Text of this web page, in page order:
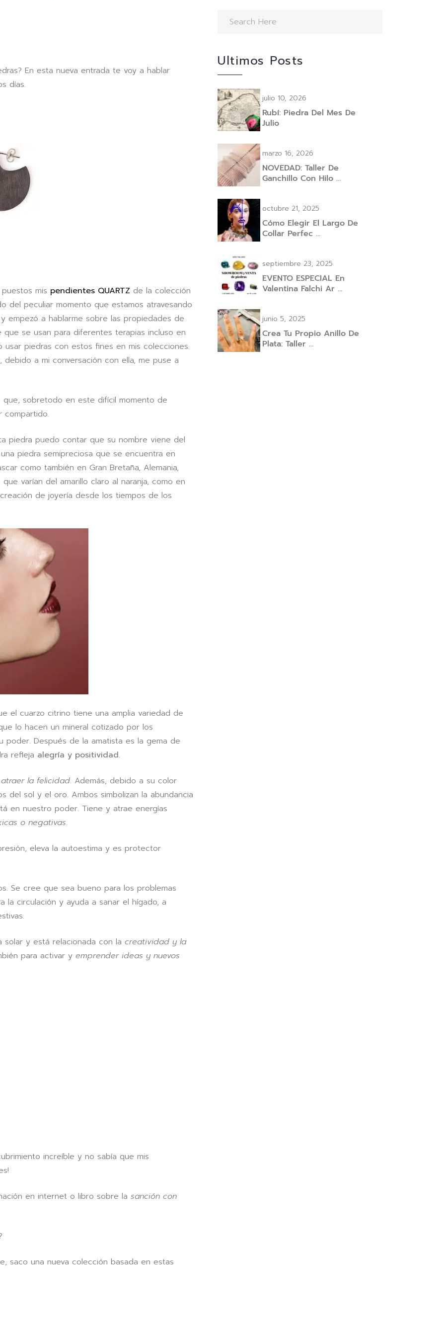
En esta nueva entrada te voy a hablar
días.
mis pendientes QUARTZ de la colección
del peculiar momento que estamos atravesando
empezó a hablarme sobre las propiedades de
se usan para diferentes terapias incluso en
piedras con estos fines en mis colecciones.
a mi conversación con ella, me puse a
sobretodo en este difícil momento de
compartido.
piedra puedo contar que su nombre viene del
piedra semipreciosa que se encuentra en
como también en Gran Bretaña, Alemania,
varían del amarillo claro al naranja, como en
de joyería desde los tiempos de los
el cuarzo citrino tiene una amplia variedad de
lo hacen un mineral cotizado por los
Después de la amatista es la gema de
refleja alegría y positividad.
atraer la felicidad. Además, debido a su color
del sol y el oro. Ambos simbolizan la abundancia
en nuestro poder. Tiene y atrae energías
o negativas.
eleva la autoestima y es protector
Se cree que sea bueno para los problemas
la circulación y ayuda a sanar el hígado, a
solar y está relacionada con la creatividad y la
para activar y emprender ideas y nuevos
increíble y no sabía que mis
en internet o libro sobre la sanción con
saco una nueva colección basada en estas
Ultimos Posts
julio 10, 2026
Rubí: Piedra Del Mes De
Julio
marzo 16, 2026
NOVEDAD: Taller De
Ganchillo Con Hilo …
octubre 21, 2025
Cómo Elegir El Largo De
Collar Perfec …
septiembre 23, 2025
EVENTO ESPECIAL En
Valentina Falchi Ar …
junio 5, 2025
Crea Tu Propio Anillo De
Plata: Taller …